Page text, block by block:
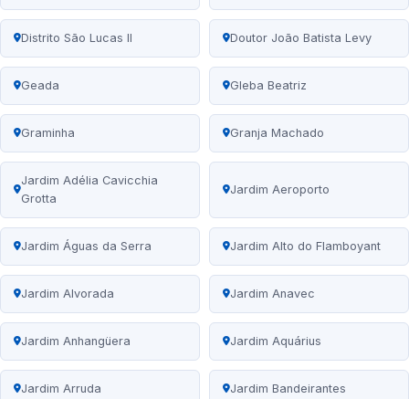
Distrito São Lucas II Doutor João Batista Levy
Geada Gleba Beatriz
Graminha Granja Machado
Jardim Adélia Cavicchia
Grotta
Jardim Aeroporto
Jardim Águas da Serra Jardim Alto do Flamboyant
Jardim Alvorada Jardim Anavec
Jardim Anhangüera Jardim Aquárius
Jardim Arruda Jardim Bandeirantes